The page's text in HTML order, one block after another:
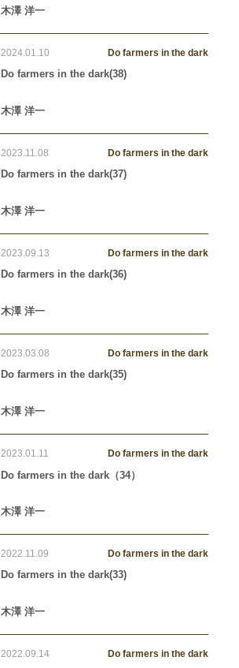
木澤 洋一
2024.01.10 Do farmers in the dark
Do farmers in the dark(38)
木澤 洋一
2023.11.08 Do farmers in the dark
Do farmers in the dark(37)
木澤 洋一
2023.09.13 Do farmers in the dark
Do farmers in the dark(36)
木澤 洋一
2023.03.08 Do farmers in the dark
Do farmers in the dark(35)
木澤 洋一
2023.01.11 Do farmers in the dark
Do farmers in the dark（34）
木澤 洋一
2022.11.09 Do farmers in the dark
Do farmers in the dark(33)
木澤 洋一
2022.09.14 Do farmers in the dark